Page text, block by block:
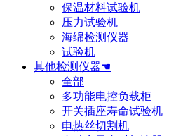
保温材料试验机
压力试验机
海绵检测仪器
试验机
其他检测仪器☚
全部
多功能电控负载柜
开关插座寿命试验机
电热丝切割机